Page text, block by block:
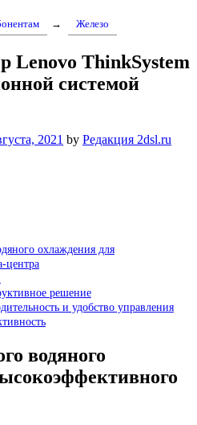
→ Железо
Lenovo ThinkSystem
системой
2021 by Редакция 2dsl.ru
охлаждения для
центра
решение
и удобство управления
водяного